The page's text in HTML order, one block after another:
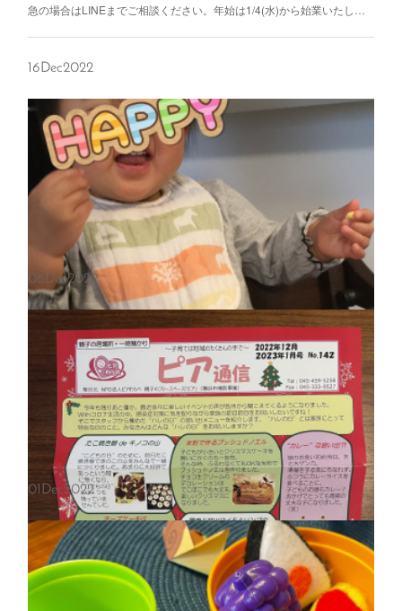
急の場合はLINEまでご相談ください。年始は1/4(水)から始業いたし…
16Dec2022
［保土ヶ谷区桜ヶ丘］12/16赤ちゃん教室
こんにちは♪助産師 宮本です。今日は、桜ヶ丘地区での赤ちゃん教室で
した。生後4ヶ月から、11ヶ月までの赤ちゃんとママ、9組が遊びに来
てくれました。今日は、みなさん自己紹介と一緒に『助産師さんに聞…
06 Dec2022
01 Dec2022